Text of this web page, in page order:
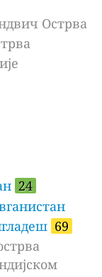
Острва
24
69